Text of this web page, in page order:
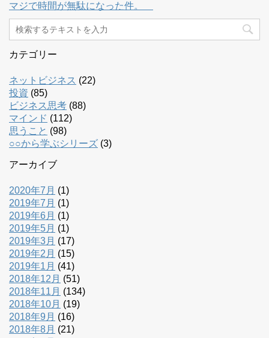
マジで時間が無駄になった件。
カテゴリー
ネットビジネス (22)
投資 (85)
ビジネス思考 (88)
マインド (112)
思うこと (98)
○○から学ぶシリーズ (3)
アーカイブ
2020年7月 (1)
2019年7月 (1)
2019年6月 (1)
2019年5月 (1)
2019年3月 (17)
2019年2月 (15)
2019年1月 (41)
2018年12月 (51)
2018年11月 (134)
2018年10月 (19)
2018年9月 (16)
2018年8月 (21)